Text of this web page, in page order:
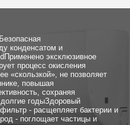
конденсатом и
эксклюзивное
процесс окисления
«скользкой», не позволяет
повышая
сохраняя
годыЗдоровый
- расщепляет бактерии и
- поглощает частицы и